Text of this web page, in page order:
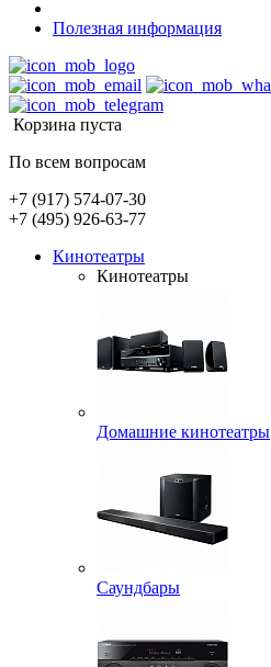
Полезная информация
Корзина пуста
По всем вопросам
+7 (917) 574-07-30
+7 (495) 926-63-77
Кинотеатры
Кинотеатры
Домашние кинотеатры
Саундбары